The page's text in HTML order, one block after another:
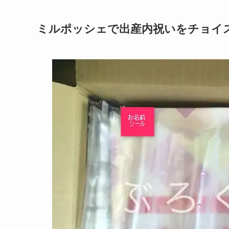
ミルポッシェで出産内祝いをチョイ